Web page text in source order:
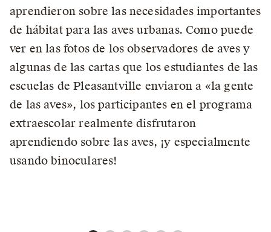
aprendieron sobre las necesidades importantes
de hábitat para las aves urbanas. Como puede
ver en las fotos de los observadores de aves y
algunas de las cartas que los estudiantes de las
escuelas de Pleasantville enviaron a «la gente
de las aves», los participantes en el programa
extraescolar realmente disfrutaron
aprendiendo sobre las aves, ¡y especialmente
usando binoculares!